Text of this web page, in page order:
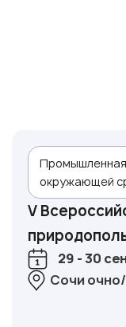
Промышленная
окружающей
V
29 - 30
Сочи